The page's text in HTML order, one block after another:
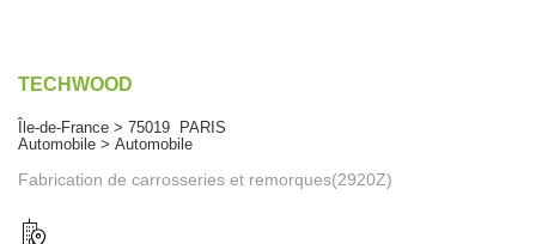
TECHWOOD
Île-de-France > 75019 PARIS
Automobile > Automobile
Fabrication de carrosseries et remorques(2920Z)